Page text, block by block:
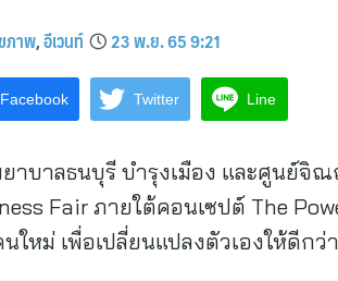
ภาพ,อีเวนท์ 23 พ.ย. 65 9:21
Facebook Twitter Line
ยาบาลธนบุรี บำรุงเมือง และศูนย์จิ
Fair ภายใต้คอนเซปต์ The
นใหม่ เพื่อเปลี่ยนแปลงตัวเองให้ดีกว่